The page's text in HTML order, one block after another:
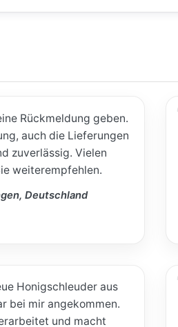
Rückmeldung geben.
auch die Lieferungen
zuverlässig. Vielen
weiterempfehlen.
Deutschland
Honigschleuder aus
bei mir angekommen.
und macht